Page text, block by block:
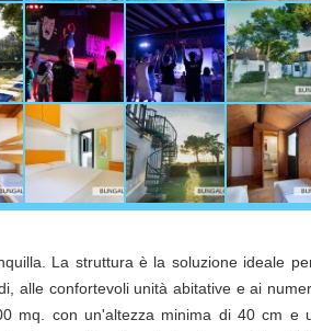
La struttura è la soluzione ideale
alle confortevoli unità abitative e ai
mq. con un'altezza minima di 40 cm e